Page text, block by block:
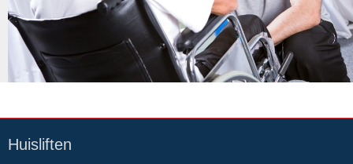
Huisliften